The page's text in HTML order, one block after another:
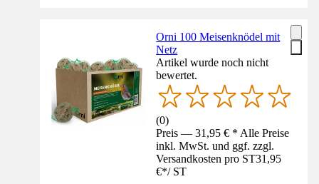
Orni 100 Meisenknödel mit
Netz
Artikel wurde noch nicht
bewertet.
(0)
Preis — 31,95 € * Alle Preise
inkl. MwSt. und ggf. zzgl.
Versandkosten pro ST31,95
€*/ ST